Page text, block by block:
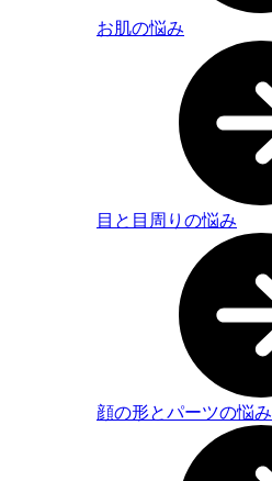
お肌の悩み
目と目周りの悩み
顔の形とパーツの悩み